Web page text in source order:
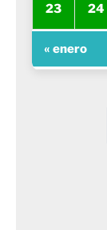
23 24
« enero